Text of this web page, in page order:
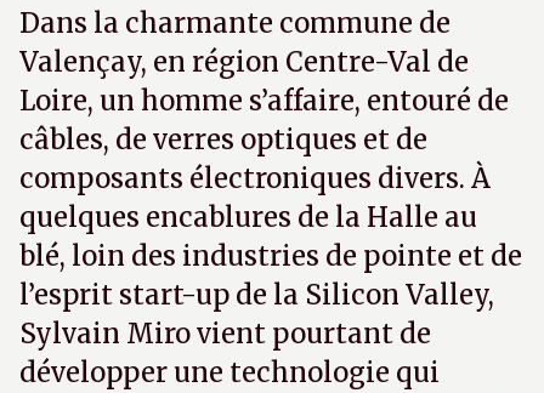
Dans la charmante commune de
Valençay, en région Centre-Val de
Loire, un homme s’affaire, entouré de
câbles, de verres optiques et de
composants électroniques divers. À
quelques encablures de la Halle au
blé, loin des industries de pointe et de
l’esprit start-up de la Silicon Valley,
Sylvain Miro vient pourtant de
développer une technologie qui